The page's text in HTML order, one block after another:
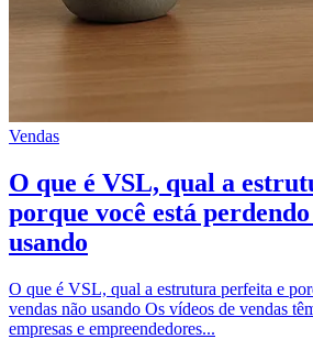
Vendas
O que é VSL, qual a
porque você está
usando
O que é VSL, qual a estrutura perfeita e
vendas não usando Os vídeos de vendas
empresas e empreendedores...